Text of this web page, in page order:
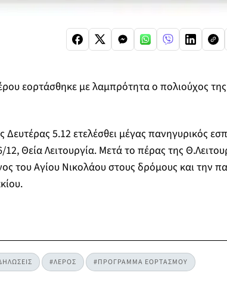
εορτάσθηκε με λαμπρότητα ο πολιούχος
Δευτέρας 5.12 ετελέσθει μέγας πανηγυρικός
Θεία Λειτουργία. Μετά το πέρας της
του Αγίου Νικολάου στους δρόμους και την
#ΛΕΡΟΣ #ΠΡΟΓΡΑΜΜΑ ΕΟΡΤΑΣΜΟΥ